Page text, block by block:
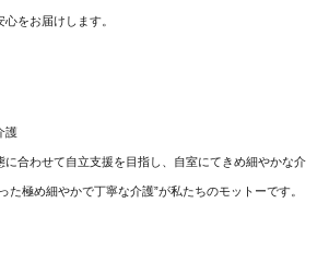
をお届けします。
護
に合わせて自立支援を目指し、自室にてきめ細やかな介
た極め細やかで丁寧な介護”が私たちのモットーです。